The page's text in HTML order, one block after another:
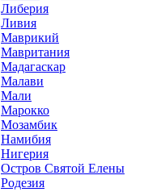
Либерия
Ливия
Маврикий
Мавритания
Мадагаскар
Малави
Мали
Марокко
Мозамбик
Намибия
Нигерия
Остров Святой Елены
Родезия